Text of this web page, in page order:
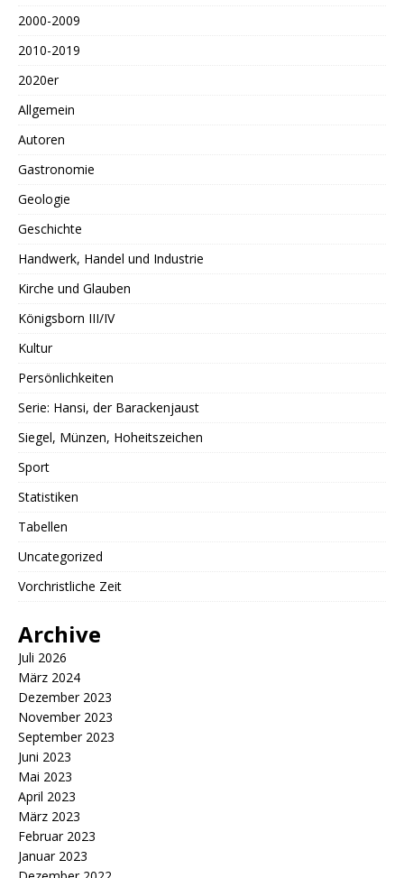
2000-2009
2010-2019
2020er
Allgemein
Autoren
Gastronomie
Geologie
Geschichte
Handwerk, Handel und Industrie
Kirche und Glauben
Königsborn III/IV
Kultur
Persönlichkeiten
Serie: Hansi, der Barackenjaust
Siegel, Münzen, Hoheitszeichen
Sport
Statistiken
Tabellen
Uncategorized
Vorchristliche Zeit
Archive
Juli 2026
März 2024
Dezember 2023
November 2023
September 2023
Juni 2023
Mai 2023
April 2023
März 2023
Februar 2023
Januar 2023